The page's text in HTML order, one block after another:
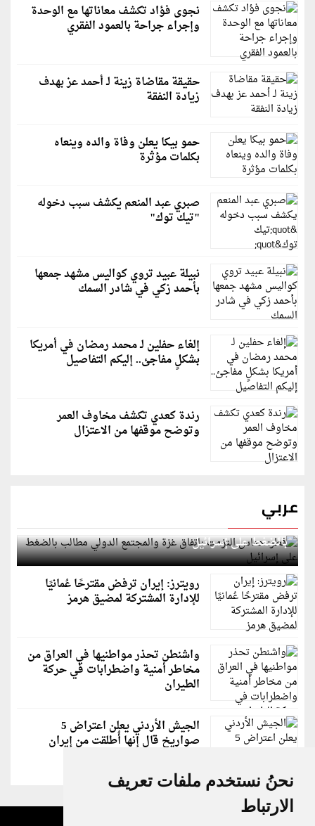
نحنُ نستخدم ملفات تعريف
الارتباط
نجوى فؤاد تكشف معاناتها مع الوحدة
وإجراء جراحة بالعمود الفقري
حقيقة مقاضاة زينة لـ أحمد عز بهدف
زيادة النفقة
حمو بيكا يعلن وفاة والده وينعاه
بكلمات مؤثرة
صبري عبد المنعم يكشف سبب دخوله
"تيك توك"
نبيلة عبيد تروي كواليس مشهد جمعها
بأحمد زكي في شادر السمك
إلغاء حفلين لـ محمد رمضان في أمريكا
بشكلٍ مفاجئ.. إليكم التفاصيل
رندة كعدي تكشف مخاوف العمر
وتوضح موقفها من الاعتزال
عربي
قطر: حماس التزمت باتفاق غزة والمجتمع الدولي مطالب
بالضغط على إسرائيل
رويترز: إيران ترفض مقترحًا عُمانيًا
للإدارة المشتركة لمضيق هرمز
واشنطن تحذر مواطنيها في العراق من
مخاطر أمنية واضطرابات في حركة
الطيران
الجيش الأردني يعلن اعتراض 5
صواريخ قال إنها أُطلقت من إيران